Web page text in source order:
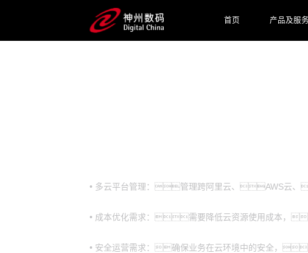
首页 产品及服务
预约专家咨询
• 多云平台管理：管理跨阿里云、AWS云
• 成本优化需求：需要降低云资源使用成本，
• 安全运营需求：确保业务在云环境中的安全，